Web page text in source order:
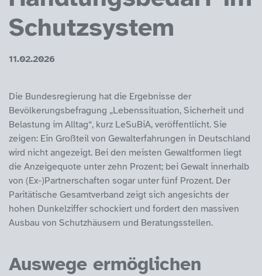
Schutzsystem
11.02.2026
Die Bundesregierung hat die Ergebnisse der
Bevölkerungsbefragung „Lebenssituation, Sicherheit und
Belastung im Alltag“, kurz LeSuBiA, veröffentlicht. Sie
zeigen: Ein Großteil von Gewalterfahrungen in Deutschland
wird nicht angezeigt. Bei den meisten Gewaltformen liegt
die Anzeigequote unter zehn Prozent; bei Gewalt innerhalb
von (Ex-)Partnerschaften sogar unter fünf Prozent. Der
Paritätische Gesamtverband zeigt sich angesichts der
hohen Dunkelziffer schockiert und fordert den massiven
Ausbau von Schutzhäusern und Beratungsstellen.
Auswege ermöglichen